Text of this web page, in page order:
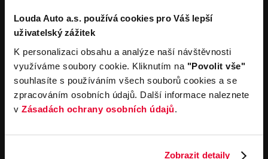
Louda Auto a.s. používá cookies pro Váš lepší
uživatelský zážitek
K personalizaci obsahu a analýze naší návštěvnosti
využíváme soubory cookie. Kliknutím na "Povolit vše"
souhlasíte s používáním všech souborů cookies a se
zpracováním osobních údajů. Další informace naleznete
v Zásadách ochrany osobních údajů.
Zobrazit detaily
Pronájem
Carsharing
Autopůjčovna
Operativní leasing
Společnost
Louda Auto+ Poděbrady
Obytné vozy
Novinky
Kariéra
Servisní služby
Servis
Důležité odkazy
Cookies
Všeobecné obchodní